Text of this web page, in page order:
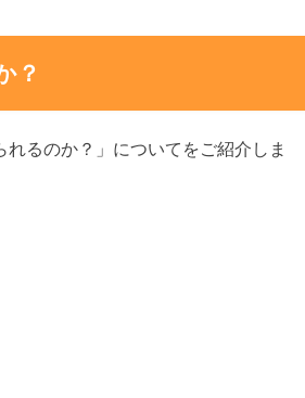
？
るのか？」についてをご紹介しま